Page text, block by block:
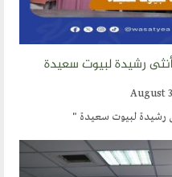
رشيدة لبيوت سعيدة
رشيدة لبيوت سعيدة "